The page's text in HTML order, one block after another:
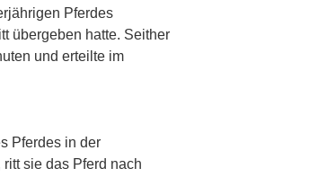
Pferdes
übergeben hatte. Seither
und erteilte im
Pferdes in der
sie das Pferd nach